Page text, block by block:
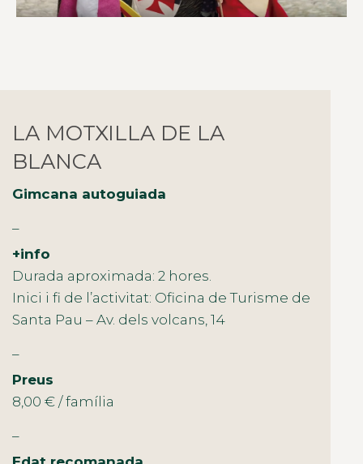
LA MOTXILLA DE LA
BLANCA
Gimcana autoguiada
+info
Durada aproximada: 2 hores.
Inici i fi de l’activitat: Oficina de Turisme de
Santa Pau – Av. dels volcans, 14
Preus
8,00 € / família